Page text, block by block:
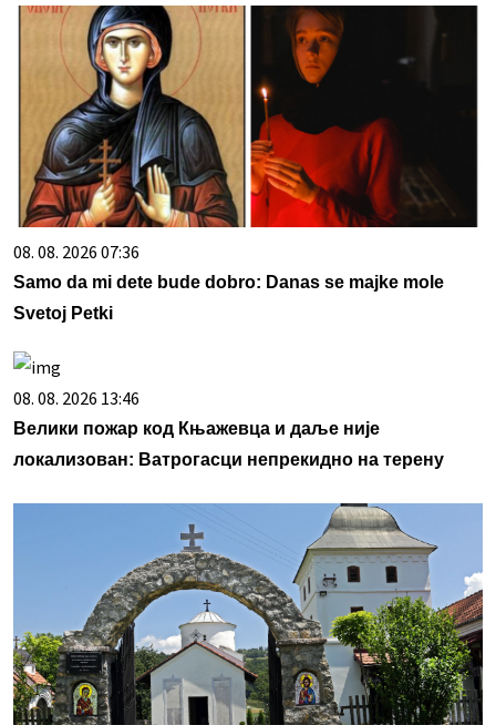
08. 08. 2026 07:36
Samo da mi dete bude dobro: Danas se majke mole
Svetoj Petki
08. 08. 2026 13:46
Велики пожар код Књажевца и даље није
локализован: Ватрогасци непрекидно на терену